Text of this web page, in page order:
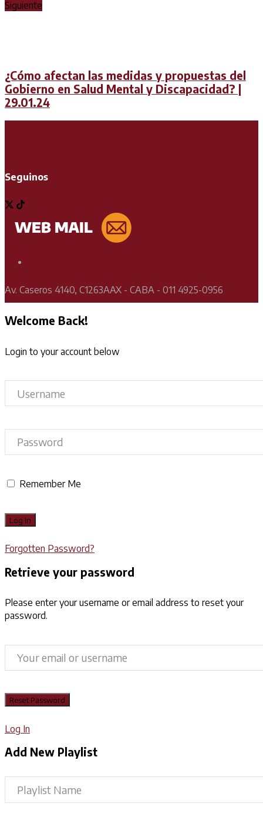
Siguiente
¿Cómo afectan las medidas y propuestas del
Gobierno en Salud Mental y Discapacidad? |
29.01.24
Seguinos
Av. Caseros 4140, C1263AAX - CABA - 011 4925-0956
Welcome Back!
Login to your account below
Remember Me
Forgotten Password?
Retrieve your password
Please enter your username or email address to reset your
password.
Log In
Add New Playlist